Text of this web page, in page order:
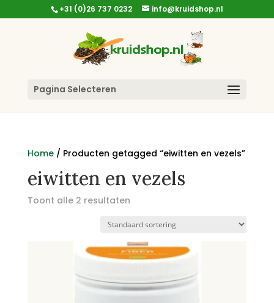
+31 (0)26 737 0232 info@kruidshop.nl
Pagina Selecteren
Home/ Producten getagged “eiwitten en vezels”
eiwitten en vezels
Toont alle 2 resultaten